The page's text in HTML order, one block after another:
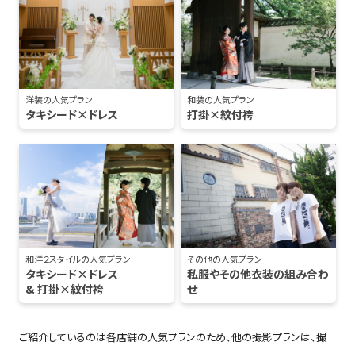
洋装の人気プラン
タキシード×ドレス
和装の人気プラン
打掛×紋付袴
和洋２スタイルの人気プラン
タキシード×ドレス
& 打掛×紋付袴
その他の人気プラン
私服やその他衣装の組み合わ
せ
ご紹介しているのは各店舗の人気プランのため、他の撮影プランは、撮